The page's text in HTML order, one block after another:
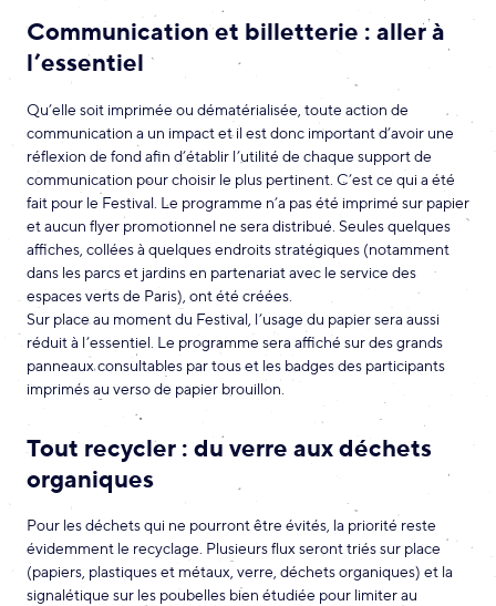
Communication et billetterie : aller à
l’essentiel
Qu’elle soit imprimée ou dématérialisée, toute action de
communication a un impact et il est donc important d’avoir une
réflexion de fond afin d’établir l’utilité de chaque support de
communication pour choisir le plus pertinent. C’est ce qui a été
fait pour le Festival. Le programme n’a pas été imprimé sur papier
et aucun flyer promotionnel ne sera distribué. Seules quelques
affiches, collées à quelques endroits stratégiques (notamment
dans les parcs et jardins en partenariat avec le service des
espaces verts de Paris), ont été créées.
Sur place au moment du Festival, l’usage du papier sera aussi
réduit à l’essentiel. Le programme sera affiché sur des grands
panneaux consultables par tous et les badges des participants
imprimés au verso de papier brouillon.
Tout recycler : du verre aux déchets
organiques
Pour les déchets qui ne pourront être évités, la priorité reste
évidemment le recyclage. Plusieurs flux seront triés sur place
(papiers, plastiques et métaux, verre, déchets organiques) et la
signalétique sur les poubelles bien étudiée pour limiter au